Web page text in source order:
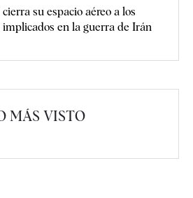
su espacio aéreo a los
implicados en la guerra de Irán
MÁS VISTO